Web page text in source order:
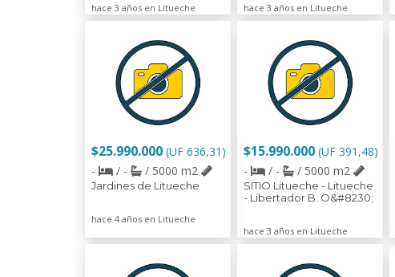
hace 3 años en Litueche hace 3 años en Litueche
$25.990.000 (UF 636,31)
-
/ - / 5000 m2
Jardines de Litueche
hace 4 años en Litueche
$15.990.000 (UF 391,48)
-
/ - / 5000 m2
SITIO Litueche - Litueche
- Libertador B. O&#8230;
hace 3 años en Litueche